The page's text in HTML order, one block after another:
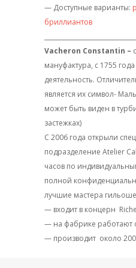
— Доступные варианты:
бриллиантов
Vacheron Constantin –
мануфактура, с 1755
деятельность.
является их символ-
может быть виден в
застежках)
С 2006 года открыли
подразделение Atelier
часов по
полной
лучшие мастера
— входит в концерн
— на фабрике работают
— производит около